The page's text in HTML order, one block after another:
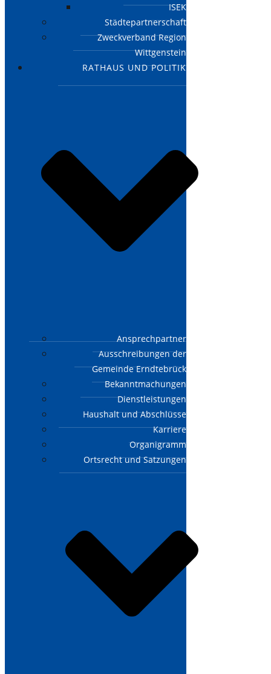
ISEK
Städtepartnerschaft
Zweckverband Region
Wittgenstein
RATHAUS UND POLITIK
Ansprechpartner
Ausschreibungen der
Gemeinde Erndtebrück
Bekanntmachungen
Dienstleistungen
Haushalt und Abschlüsse
Karriere
Organigramm
Ortsrecht und Satzungen